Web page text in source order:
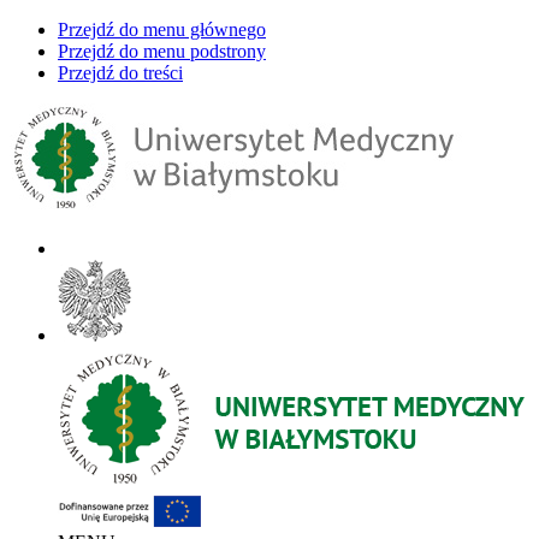
Przejdź do menu głównego
Przejdź do menu podstrony
Przejdź do treści